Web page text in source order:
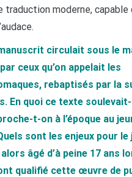
traduction moderne, capable
circulait sous le
ceux qu’on appelait les
rebaptisés par la
En quoi ce texte
t-on à l’époque au
sont les enjeux pour le
âgé d’à peine 17 ans
qualifié cette œuvre de